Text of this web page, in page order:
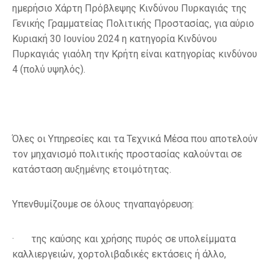
ημερήσιο Χάρτη Πρόβλεψης Κινδύνου Πυρκαγιάς της
Γενικής Γραμματείας Πολιτικής Προστασίας, για αύριο
Κυριακή 30 Ιουνίου 2024 η κατηγορία Κινδύνου
Πυρκαγιάς γιαόλη την Κρήτη είναι κατηγορίας κινδύνου
4 (πολύ υψηλός).
Όλες οι Υπηρεσίες και τα Τεχνικά Μέσα που αποτελούν
τον μηχανισμό πολιτικής προστασίας καλούνται σε
κατάσταση αυξημένης ετοιμότητας.
Υπενθυμίζουμε σε όλους τηναπαγόρευση:
· της καύσης και χρήσης πυρός σε υπολείμματα
καλλιεργειών, χορτολιβαδικές εκτάσεις ή άλλο,